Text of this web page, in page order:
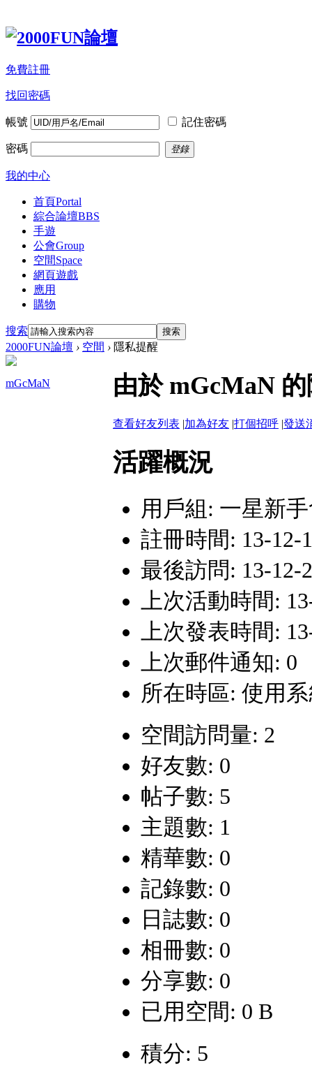
免費註冊
找回密碼
帳號 記住密碼
密碼 登錄
我的中心
首頁Portal
綜合論壇BBS
手遊
公會Group
空間Space
網頁遊戲
應用
購物
搜索 搜索
2000FUN論壇 › 空間 › 隱私提醒
mGcMaN 由於 mGcMaN
查看好友列表 |加為好友 |打個招呼 |發送
活躍概況
用戶組: 一星新
註冊時間: 13-12-
最後訪問: 13-12-
上次活動時間:
上次發表時間:
上次郵件通知: 0
所在時區: 使用
空間訪問量: 2
好友數: 0
帖子數: 5
主題數: 1
精華數: 0
記錄數: 0
日誌數: 0
相冊數: 0
分享數: 0
已用空間: 0 B
積分: 5